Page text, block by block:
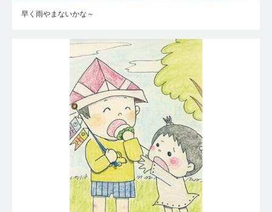
早く雨やまないかな～